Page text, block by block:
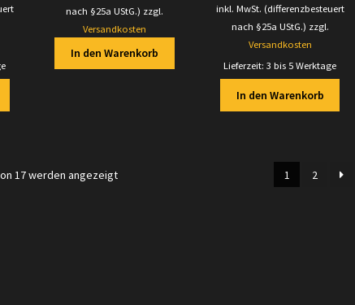
nach §25a UStG.) zzgl.
Versandkosten
In den Warenkorb
inkl. MwSt. (differenzbesteuert
nach §25a UStG.) zzgl.
Versandkosten
Lieferzeit: 3 bis 5 Werktage
In den Warenkorb
17 werden angezeigtNach
1 2